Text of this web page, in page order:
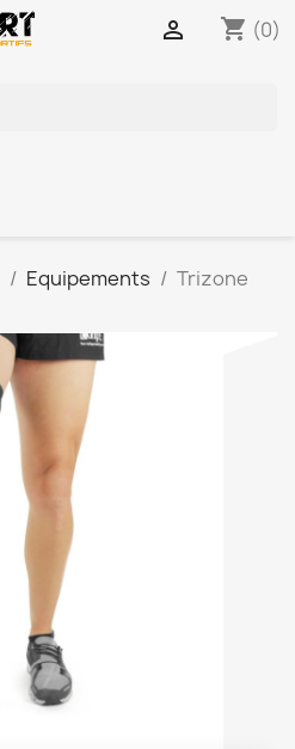
shopping_cart (0)

Equipements
Trizone